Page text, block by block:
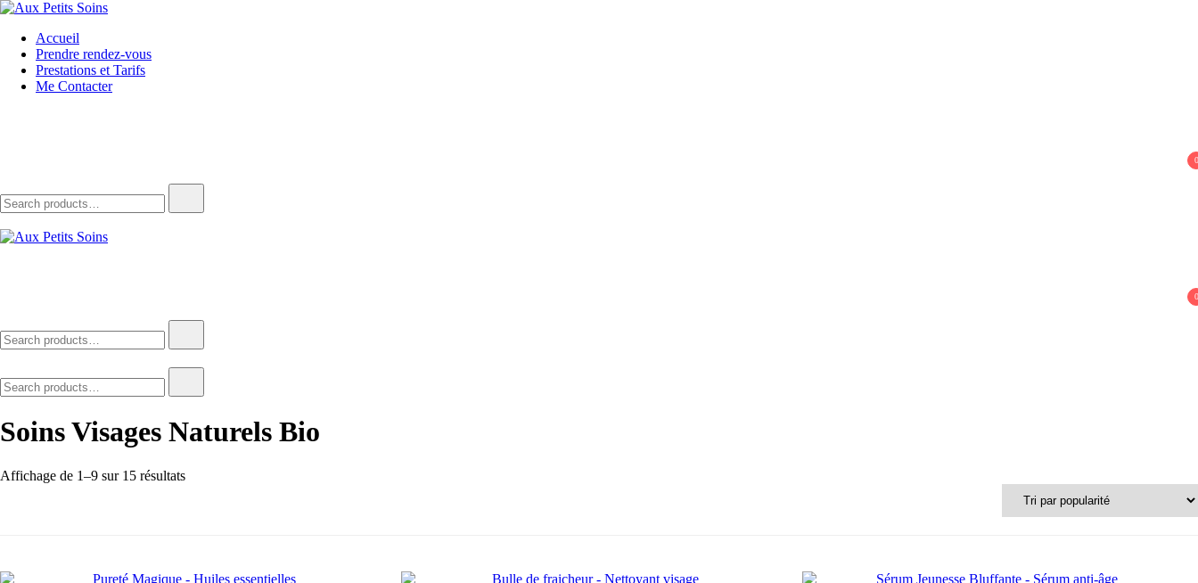
Skip
content
Aux Petits Soins
La beauté vient à vous
Accueil
Prendre rendez-vous
Prestations et Tarifs
Me Contacter
0
for:
0
for:
for:
Soins Visages Naturels Bio
Affichage de 1–9 sur 15 résultatsTrié